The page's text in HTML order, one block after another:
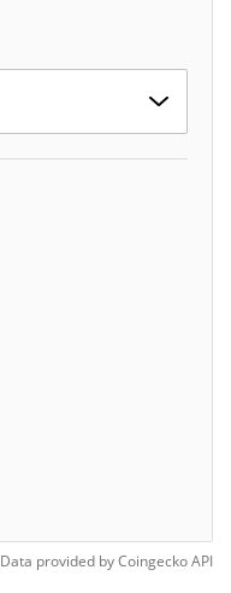
Data provided byCoingeckoAPI